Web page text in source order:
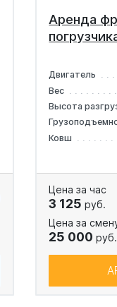
Аренда
Двигатель
Вес
Высота
Ковш
Цена за час
3 125 руб.
Цена за
25 000 руб.